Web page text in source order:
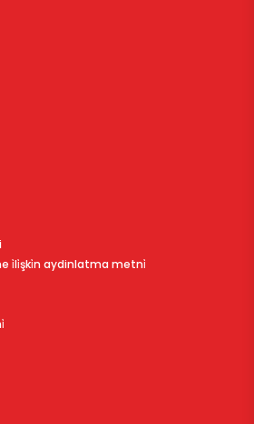
i̇li̇şki̇n aydinlatma metni̇